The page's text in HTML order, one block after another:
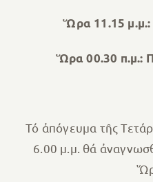
Ὥρα 11.15 μ.μ.:
Ὥρα 00.30 π.μ.:
Τό ἀπόγευμα τῆς
6.00 μ.μ. θά